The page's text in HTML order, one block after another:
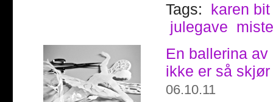
Tags:
karen
julegave
En ballerina
ikke er så
06.10.11